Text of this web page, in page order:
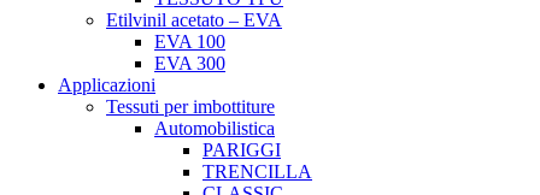
Etilvinil acetato – EVA
EVA 100
EVA 300
Applicazioni
Tessuti per imbottiture
Automobilistica
PARIGGI
TRENCILLA